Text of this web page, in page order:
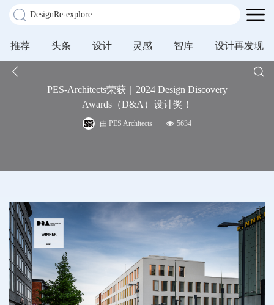
推荐 头条 设计 灵感 智库 设计再发现
PES-Architects荣获｜2024 Design Discovery
Awards（D&A）设计奖！
由 PES Architects 5634